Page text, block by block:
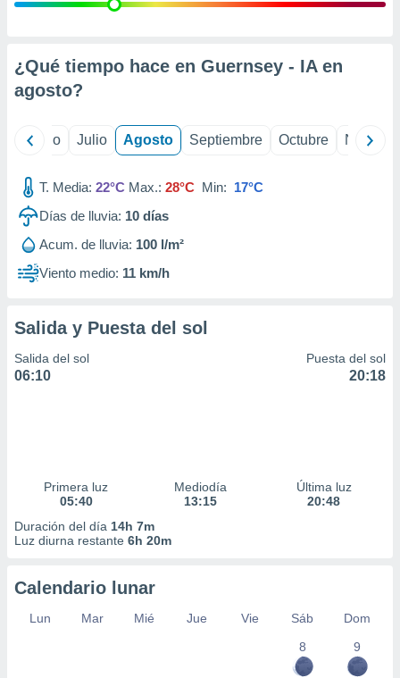
e
mediante
de
1199
¿Qué tiempo hace en Guernsey - IA en
agosto?
Junio Julio Agosto Septiembre Octubre
T. Media: 22°C Max.: 28°C Min: 17°C
Días de lluvia: 10 días
Acum. de lluvia: 100 l/m²
Viento medio: 11 km/h
Salida y Puesta del sol
Salida del sol
06:10
Puesta del sol
20:18
Primera luz
05:40
Mediodía
13:15
Última luz
20:48
Duración del día 14h 7m
Luz diurna restante 6h 20m
Calendario lunar
Lun Mar Mié Jue Vie Sáb
Dom
8
9